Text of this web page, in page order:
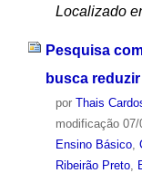
Localizado
Pesquisa
busca
por Thais
modificação07/
Ensino Básico,
Ribeirão Preto,